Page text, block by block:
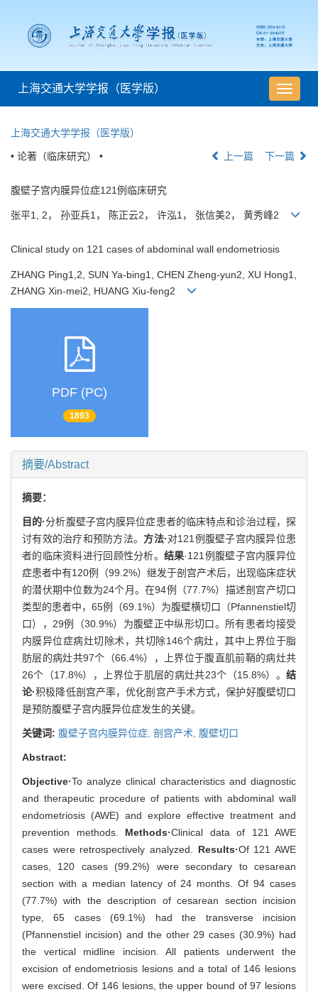
导
航
上海交通大学学报（医学版）
上海交通大学学报（医学版）
• 论著（临床研究） • 上一篇 下一篇
腹壁子宫内膜异位症121例临床研究
张平1, 2， 孙亚兵1， 陈正云2， 许泓1， 张信美2， 黄秀峰2
Clinical study on 121 cases of abdominal wall endometriosis
ZHANG Ping1,2, SUN Ya-bing1, CHEN Zheng-yun2, XU Hong1,
ZHANG Xin-mei2, HUANG Xiu-feng2
PDF (PC)
1893
摘要/Abstract
摘要：
目的·分析腹壁子宫内膜异位症患者的临床特点和诊治过程，探
讨有效的治疗和预防方法。 方法·对121例腹壁子宫内膜异位患
者的临床资料进行回顾性分析。 结果·121例腹壁子宫内膜异位
症患者中有120例（99.2%）继发于剖宫产术后，出现临床症状
的潜伏期中位数为24个月。在94例（77.7%）描述剖宫产切口
类型的患者中，65例（69.1%）为腹壁横切口（Pfannenstiel切
口），29例（30.9%）为腹壁正中纵形切口。所有患者均接受
内膜异位症病灶切除术，共切除146个病灶，其中上界位于脂
肪层的病灶共97个（66.4%），上界位于腹直肌前鞘的病灶共
26个（17.8%），上界位于肌层的病灶共23个（15.8%）。 结
论·积极降低剖宫产率，优化剖宫产手术方式，保护好腹壁切口
是预防腹壁子宫内膜异位症发生的关键。
关键词: 腹壁子宫内膜异位症, 剖宫产术, 腹壁切口
Abstract:
Objective·To analyze clinical characteristics and diagnostic
and therapeutic procedure of patients with abdominal wall
endometriosis (AWE) and explore effective treatment and
prevention methods. Methods·Clinical data of 121 AWE
cases were retrospectively analyzed. Results·Of 121 AWE
cases, 120 cases (99.2%) were secondary to cesarean
section with a median latency of 24 months. Of 94 cases
(77.7%) with the description of cesarean section incision
type, 65 cases (69.1%) had the transverse incision
(Pfannenstiel incision) and the other 29 cases (30.9%) had
the vertical midline incision. All patients underwent the
excision of endometriosis lesions and a total of 146 lesions
were excised. Of 146 lesions, the upper bound of 97 lesions